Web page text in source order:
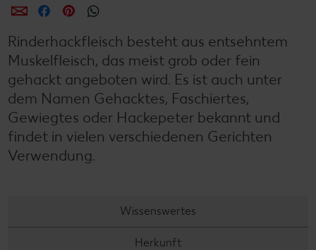
per E-Mail teilen
per Facebook teilen
per Pinterest teilen
Rinderhackfleisch besteht aus entsehntem
Muskelfleisch, das meist grob oder fein
gehackt angeboten wird. Es ist auch unter
dem Namen Gehacktes, Faschiertes,
Gewiegtes oder Hackepeter bekannt und
findet in vielen verschiedenen Gerichten
Verwendung.
Wissenswertes
Herkunft